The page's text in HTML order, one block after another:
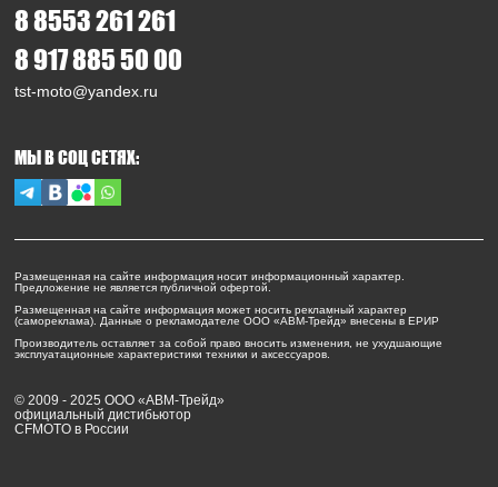
8 8553 261 261
8 917 885 50 00
tst-moto@yandex.ru
МЫ В СОЦ СЕТЯХ:
Размещенная на сайте информация носит информационный характер.
Предложение не является публичной офертой.
Размещенная на сайте информация может носить рекламный характер
(самореклама). Данные о рекламодателе ООО «АВМ-Трейд» внесены в ЕРИР
Производитель оставляет за собой право вносить изменения, не ухудшающие
эксплуатационные характеристики техники и аксессуаров.
© 2009 - 2025 ООО «АВМ-Трейд»
официальный дистибьютор
CFMOTO в России